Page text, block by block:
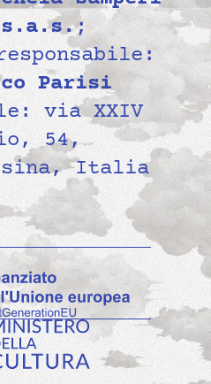
;
Parisi
via XXIV
54,
Italia